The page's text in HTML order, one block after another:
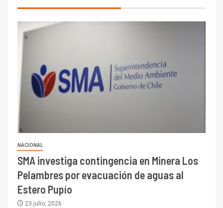
NACIONAL
SMA investiga contingencia en Minera Los
Pelambres por evacuación de aguas al
Estero Pupío
23 julio, 2026